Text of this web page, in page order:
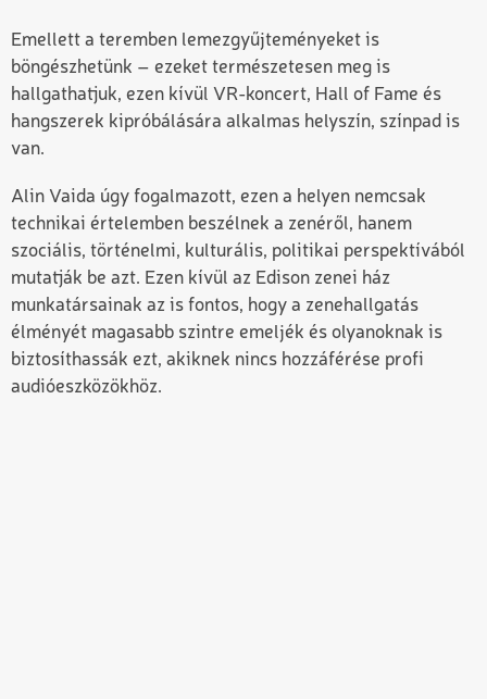
Emellett a teremben lemezgyűjteményeket is
böngészhetünk – ezeket természetesen meg is
hallgathatjuk, ezen kívül VR-koncert, Hall of Fame és
hangszerek kipróbálására alkalmas helyszín, színpad is
van.
Alin Vaida úgy fogalmazott, ezen a helyen nemcsak
technikai értelemben beszélnek a zenéről, hanem
szociális, történelmi, kulturális, politikai perspektívából
mutatják be azt. Ezen kívül az Edison zenei ház
munkatársainak az is fontos, hogy a zenehallgatás
élményét magasabb szintre emeljék és olyanoknak is
biztosíthassák ezt, akiknek nincs hozzáférése profi
audióeszközökhöz.